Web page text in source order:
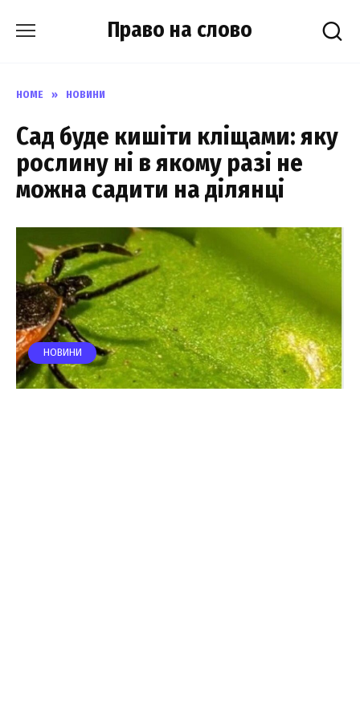
Право на слово
HOME » НОВИНИ
Сад буде кишіти кліщами: яку
рослину ні в якому разі не
можна садити на ділянці
НОВИНИ